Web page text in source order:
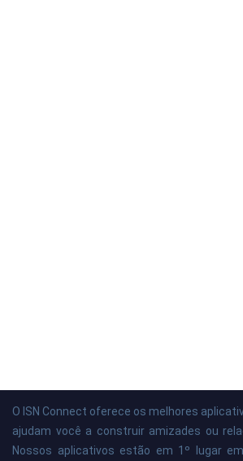
O ISN Connect oferece os melhores
ajudam você a construir amizades ou
Nossos aplicativos estão em 1º lugar